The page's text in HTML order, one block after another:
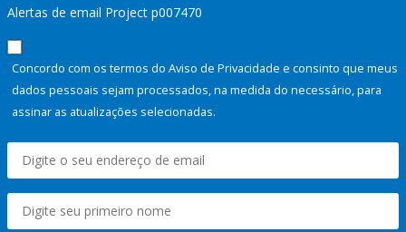
Alertas de email Project p007470
Concordo com os termos do Aviso de Privacidade e consinto que meus
dados pessoais sejam processados, na medida do necessário, para
assinar as atualizações selecionadas.